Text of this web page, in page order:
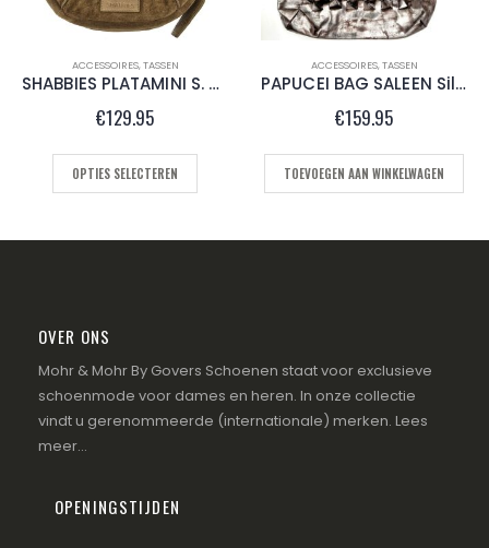
ACCESSOIRES,TASSEN
SHABBIES PLATAMINI S. D.Taupe
€129.95
OPTIES SELECTEREN
ACCESSOIRES,TASSEN
PAPUCEI BAG SALEEN Silver
€159.95
TOEVOEGEN AAN WINKELWAGEN
OVER ONS
Mohr & Mohr By Govers Schoenen staat voor exclusieve
schoenmode voor dames en heren. In onze collectie
vindt u gerenommeerde (internationale) merken. Lees
meer...
OPENINGSTIJDEN